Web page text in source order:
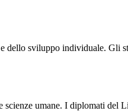
dello sviluppo individuale. Gli
scienze umane. I diplomati del